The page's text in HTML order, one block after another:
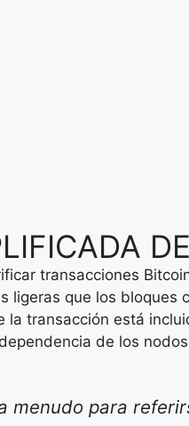
transacciones
ligeras que los
la transacción está
de los
menudo para